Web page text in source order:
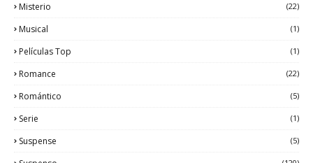
Misterio (22)
Musical (1)
Películas Top (1)
Romance (22)
Romántico (5)
Serie (1)
Suspense (5)